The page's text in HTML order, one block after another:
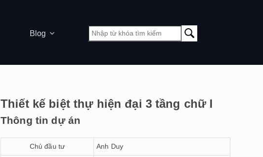
Blog
Thiết kế biệt thự hiện đại 3 tầng chữ I
Thông tin dự án
Chủ đầu tư Anh Duy